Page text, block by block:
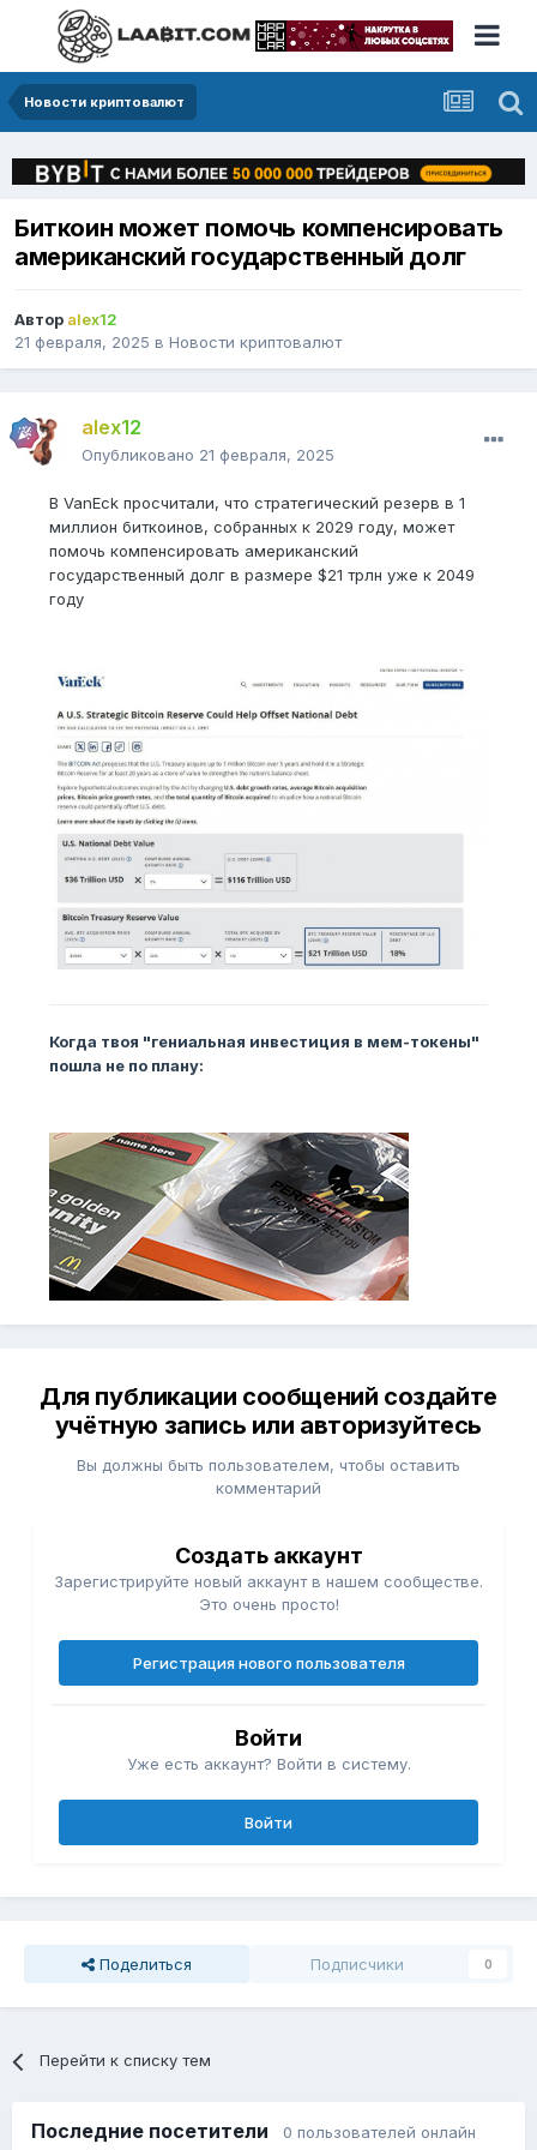
Новости криптовалют
Биткоин может помочь компенсировать
американский государственный долг
Автор alex12
21 февраля, 2025 в Новости криптовалют
alex12
Опубликовано 21 февраля, 2025
В VanEck просчитали, что стратегический резерв в 1
миллион биткоинов, собранных к 2029 году, может
помочь компенсировать американский
государственный долг в размере $21 трлн уже к 2049
году
Когда твоя "гениальная инвестиция в мем-токены"
пошла не по плану:
Для публикации сообщений создайте
учётную запись или авторизуйтесь
Вы должны быть пользователем, чтобы оставить
комментарий
Создать аккаунт
Зарегистрируйте новый аккаунт в нашем сообществе.
Это очень просто!
Регистрация нового пользователя
Войти
Уже есть аккаунт? Войти в систему.
Войти
Поделиться Подписчики 0
Перейти к списку тем
Последние посетители 0 пользователей онлайн